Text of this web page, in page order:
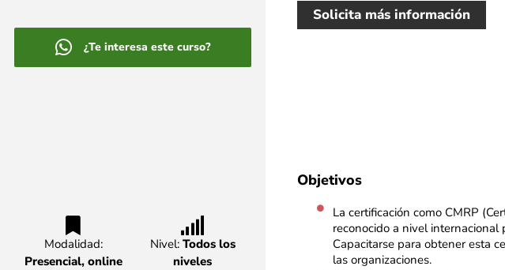
¿Te interesa este curso?
Modalidad:
Presencial, online
Nivel: Todos los
niveles
Solicita más información
Objetivos
La certificación como CMRP
reconocido a nivel
Capacitarse para obtener esta
las organizaciones.